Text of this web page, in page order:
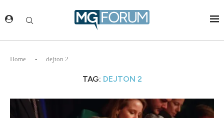
Home - dejton 2
TAG: DEJTON 2